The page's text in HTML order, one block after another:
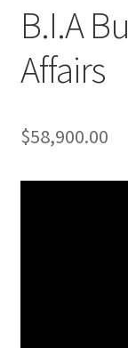
B.I.A
Affairs
$58,900.00